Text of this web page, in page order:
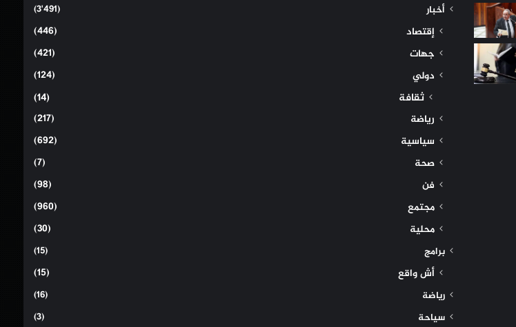
أخبار (3٬491)
إقتصاد
(446)
جهات
(421)
دولي
(124)
ثقافة (14)
رياضة
(217)
سياسية
(692)
صحة
(7)
فن
(98)
مجتمع
(960)
محلية
(30)
برامج (15)
أش واقع (15)
رياضة
(16)
سياحة
(3)